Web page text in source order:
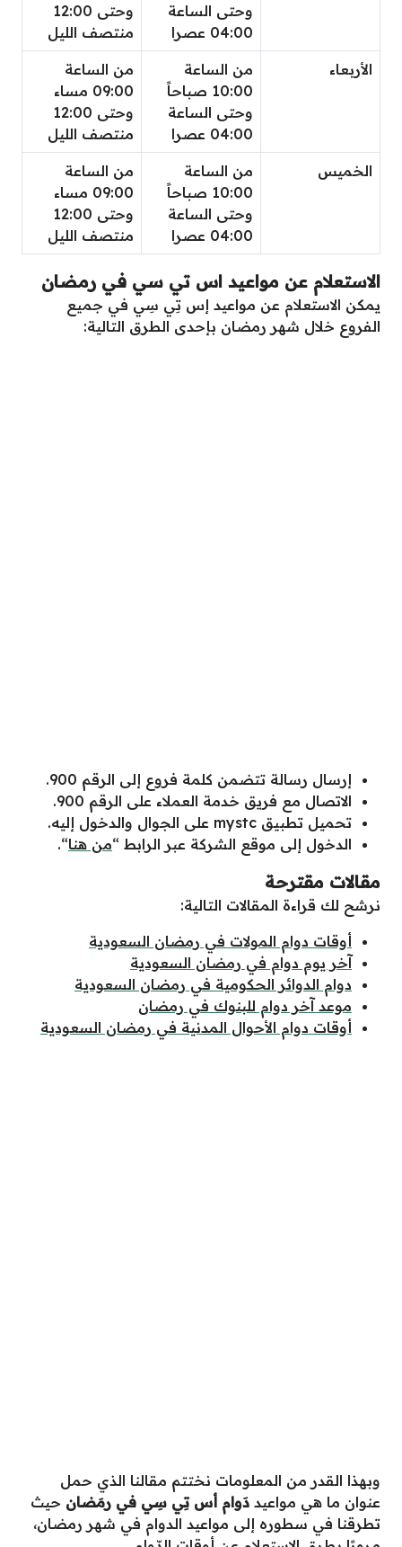
وحتى الساعة
04:00 عصرا
وحتى 12:00
منتصف الليل
الأربعاء
من الساعة
10:00 صباحاً
وحتى الساعة
04:00 عصرا
من الساعة
09:00 مساء
وحتى 12:00
منتصف الليل
الخميس
من الساعة
10:00 صباحاً
وحتى الساعة
04:00 عصرا
من الساعة
09:00 مساء
وحتى 12:00
منتصف الليل
الاستعلام عن مواعيد اس تي سي في رمضان
يمكن الاستعلام عن مواعيد إس تِي سِي في جميع
الفروع خلال شهر رمضان بإحدى الطرق التالية:
إرسال رسالة تتضمن كلمة فروع إلى الرقم 900.
الاتصال مع فريق خدمة العملاء على الرقم 900.
تحميل تطبيق mystc على الجوال والدخول إليه.
الدخول إلى موقع الشركة عبر الرابط “من هنا“.
مقالات مقترحة
نرشح لك قراءة المقالات التالية:
أوقات دوام المولات في رمضان السعودية
آخر يوم دوام في رمضان السعودية
دوام الدوائر الحكومية في رمضان السعودية
موعد آخر دوام للبنوك في رمضان
أوقات دوام الأحوال المدنية في رمضان السعودية
وبهذا القدر من المعلومات نختتم مقالنا الذي حمل
عنوان ما هي مواعيد دَوام أس تِي سِي في رمَضان حيث
تطرقنا في سطوره إلى مواعيد الدوام في شهر رمضان،